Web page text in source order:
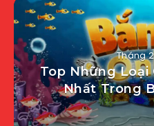
Tháng
Top Những Loại
Nhất Trong